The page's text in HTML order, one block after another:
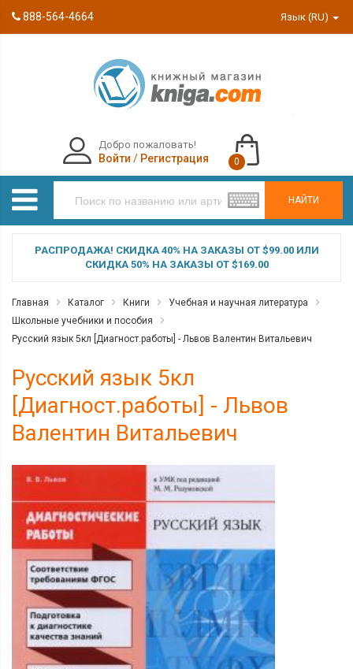
888-564-4664 Язык (RU)
НАЙТИ
Добро пожаловать!
Войти / Регистрация 0
РАСПРОДАЖА! СКИДКА 40% НА ЗАКАЗЫ ОТ $99.00 ИЛИ
СКИДКА 50% НА ЗАКАЗЫ ОТ $169.00
Главная Каталог Книги
Учебная и научная литература
Школьные учебники и пособия
Русский язык 5кл [Диагност.работы] - Львов Валентин Витальевич
Русский язык 5кл
[Диагност.работы] - Львов
Валентин Витальевич